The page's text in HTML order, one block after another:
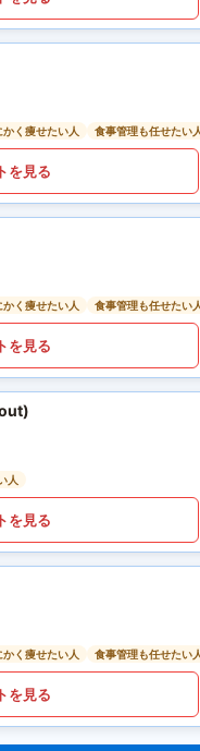
かく痩せたい人 食事管理も任せたい
を見る
かく痩せたい人 食事管理も任せたい
を見る
人
を見る
かく痩せたい人 食事管理も任せたい
を見る